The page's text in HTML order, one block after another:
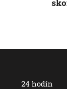
24 hodín